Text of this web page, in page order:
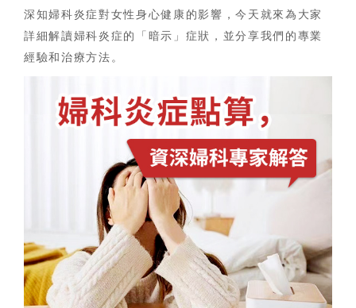
深知婦科炎症對女性身心健康的影響，今天就來為大家
詳細解讀婦科炎症的「暗示」症狀，並分享我們的專業
經驗和治療方法。